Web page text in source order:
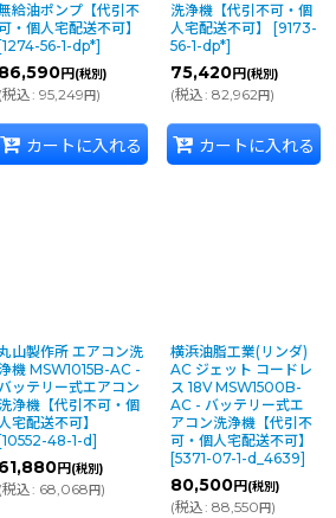
給油ポンプ【代引不
・個人宅配送不可】
[1274-56-1-dp*]
86,590円 (税別)
(税込: 95,249 円)
カートに入れる
洗浄機【代引不可・個
人宅配送不可】
[9173-
56-1-dp*]
75,420円 (税別)
(税込: 82,962円)
カートに入れる
山製作所 エアコン洗
機 MSW1015B-AC -
ッテリー式エアコン
洗浄機【代引不可・個
宅配送不可】
[10552-48-1-d]
61,880円 (税別)
(税込: 68,068 円)
横浜油脂工業(リンダ)
AC ジェット コードレ
ス 18V MSW1500B-
AC - バッテリー式エ
アコン洗浄機【代引不
可・個人宅配送不可】
[5371-07-1-d_4639]
80,500円 (税別)
(税込: 88,550 円)